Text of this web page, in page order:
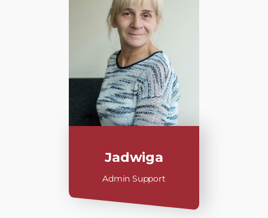
Jadwiga
Admin Support